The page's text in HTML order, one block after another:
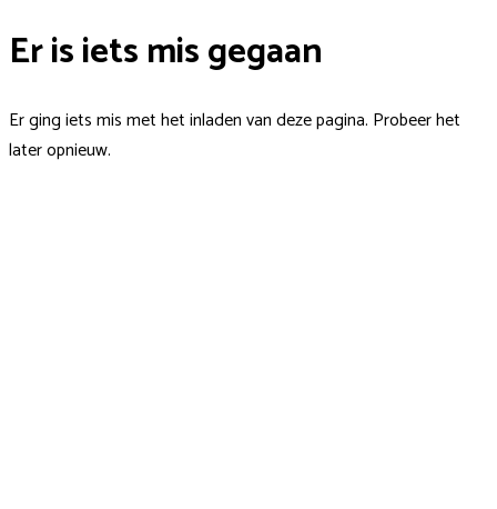
Er is iets mis gegaan
Er ging iets mis met het inladen van deze pagina. Probeer het
later opnieuw.